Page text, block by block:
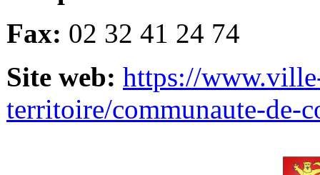
Fax: 02 32 41 24 74
Site web: https://
territoire/communaute-de-